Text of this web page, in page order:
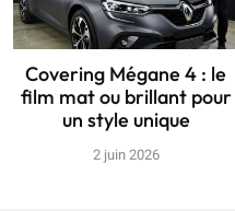
Covering Mégane 4 : le
film mat ou brillant pour
un style unique
2 juin 2026